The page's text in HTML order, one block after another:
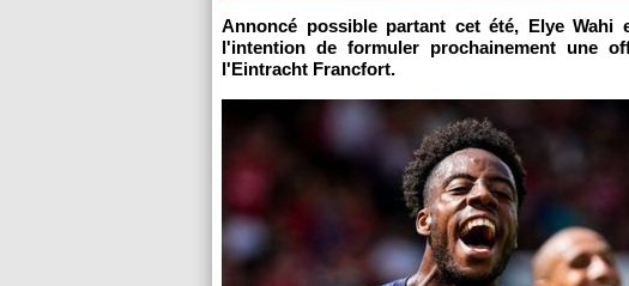
Annoncé possible partant cet été, Elye
l'intention de formuler prochainement une
l'Eintracht Francfort.